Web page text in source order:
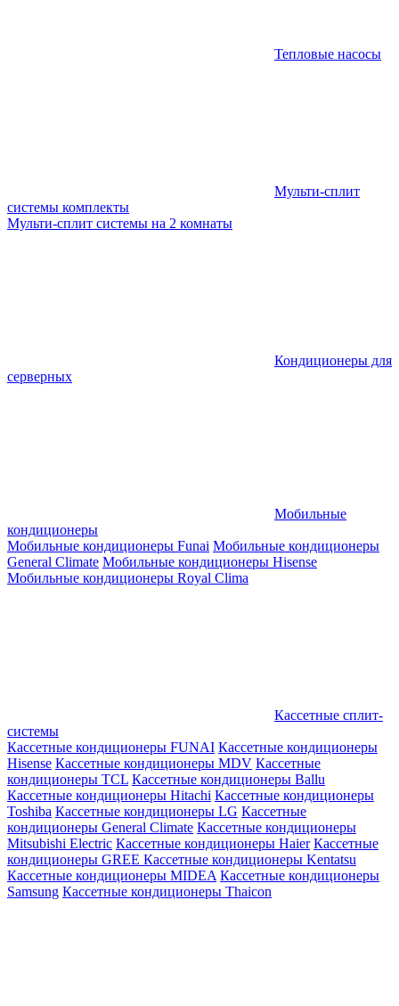
Тепловые насосы
Мульти-сплит
системы комплекты
Мульти-сплит системы на 2 комнаты
Кондиционеры для
серверных
Мобильные
кондиционеры
Мобильные кондиционеры Funai Мобильные кондиционеры
General Climate Мобильные кондиционеры Hisense
Мобильные кондиционеры Royal Clima
Кассетные сплит-
системы
Кассетные кондиционеры FUNAI Кассетные кондиционеры
Hisense Кассетные кондиционеры MDV Кассетные
кондиционеры TCL Кассетные кондиционеры Ballu
Кассетные кондиционеры Hitachi Кассетные кондиционеры
Toshiba Кассетные кондиционеры LG Кассетные
кондиционеры General Climate Кассетные кондиционеры
Mitsubishi Electric Кассетные кондиционеры Haier Кассетные
кондиционеры GREE Кассетные кондиционеры Kentatsu
Кассетные кондиционеры MIDEA Кассетные кондиционеры
Samsung Кассетные кондиционеры Thaicon